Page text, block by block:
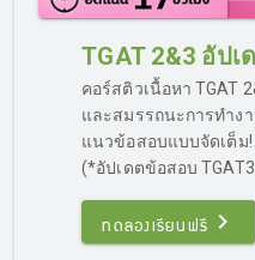
TGAT 2&3 อัป
คอร์สติวเนื้อหา TGAT
และสมรรถนะการทำง
แนวข้อสอบแบบจัดเต็ม
(*อัปเดตข้อสอบ
ทดลองเรียนฟรี